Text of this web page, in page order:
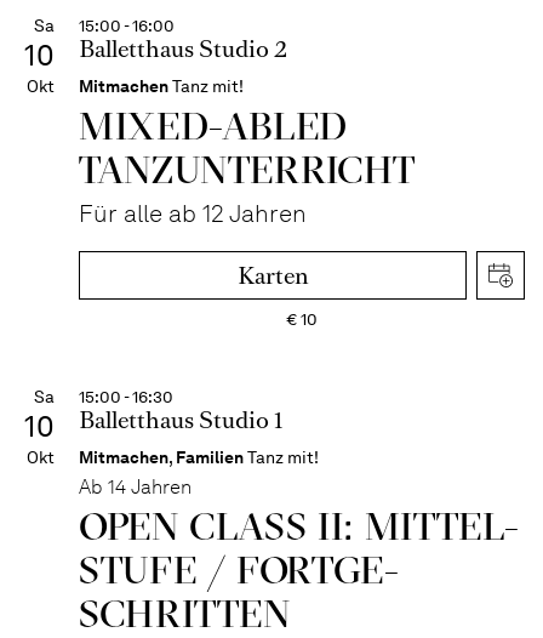
Sa
10
Okt
15:00 - 16:00
Balletthaus Studio 2
MitmachenTanz mit!
MIXED-­ABLED
TANZ­UNTER­RICHT
Für alle ab 12 Jahren
Karten
€10
Sa
10
Okt
15:00 - 16:30
Balletthaus Studio 1
Mitmachen, FamilienTanz mit!
Ab 14 Jahren
OPEN CLASS II: MITTEL­
STUFE / FORT­GE­
SCHRITTEN